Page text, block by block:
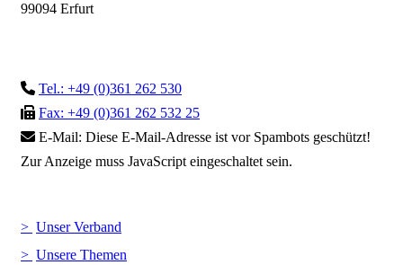
99094 Erfurt
Tel.: +49 (0)361 262 530
Fax: +49 (0)361 262 532 25
E-Mail: Diese E-Mail-Adresse ist vor Spambots geschützt!
Zur Anzeige muss JavaScript eingeschaltet sein.
Unser Verband
Unsere Themen